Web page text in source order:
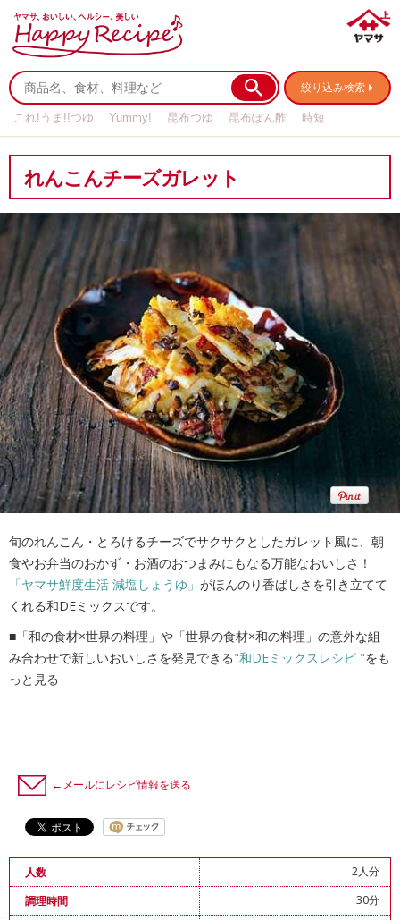
絞り込み検索
これ!うま!!つゆ Yummy! 昆布つゆ 昆布ぽん酢
時短
れんこんチーズガレット
旬のれんこん・とろけるチーズでサクサクとしたガレット風に、朝
食やお弁当のおかず・お酒のおつまみにもなる万能なおいしさ！
「ヤマサ鮮度生活 減塩しょうゆ」 がほんのり香ばしさを引き立てて
くれる和DEミックスです。
■「和の食材×世界の料理」や「世界の食材×和の料理」の意外な組
み合わせで新しいおいしさを発見できる"和DEミックスレシピ "をも
っと見る
←メールにレシピ情報を送る
人数
2人分
調理時間
30分